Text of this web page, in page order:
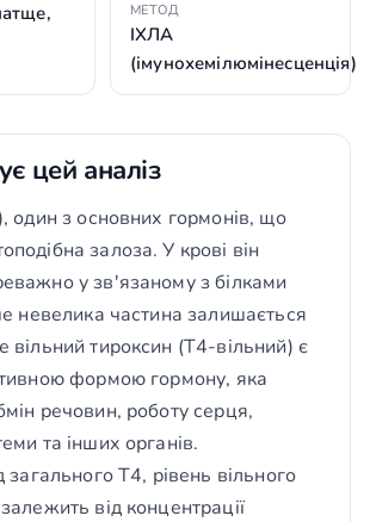
МЕТОД
ІХЛА
(імунохемілюмінесценція)
цей аналіз
один з основних гормонів, що
залоза. У крові він
у зв'язаному з білками
невелика частина залишається
вільний тироксин (Т4-вільний) є
формою гормону, яка
речовин, роботу серця,
та інших органів.
загального Т4, рівень вільного
від концентрації